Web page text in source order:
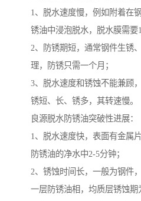
1、脱水速度慢，例如附着在
锈油中浸泡脱水，脱水膜需要
2、防锈期短，通常钢件生锈
理，防锈只需一个月；
3、脱水速度和锈蚀不能兼顾
锈短、长、锈多，其转速慢。
良源脱水防锈油突破性进展：
1、脱水速度快，表面有金属
防锈油的净水中2-5分钟；
2、锈蚀时间长，一般为钢件
一层防锈油相，均质层锈蚀期